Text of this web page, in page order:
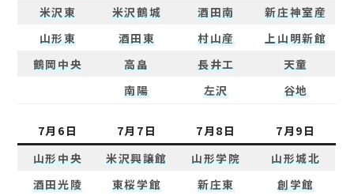
米沢東
米沢鶴城 酒田南
新庄神室産
山形東
酒田東 村山産
上山明新館
鶴岡中央
高畠 長井工
天童
南陽
左沢 谷地
7月6日 7月7日 7月8日
7月9日
山形中央
米沢興譲館 山形学院
山形城北
酒田光陵
東桜学館 新庄東
創学館